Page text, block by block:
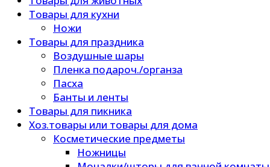
Товары для кухни
Ножи
Товары для праздника
Воздушные шары
Пленка подароч./органза
Пасха
Банты и ленты
Товары для пикника
Хоз.товары или товары для дома
Косметические предметы
Ножницы